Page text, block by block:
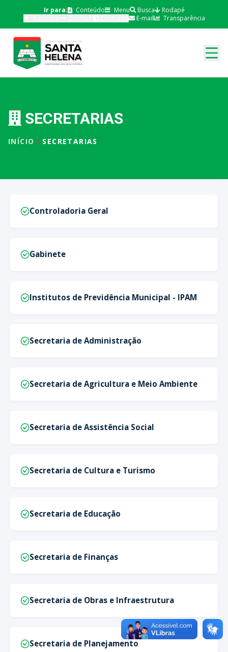
Ir para: Conteúdo Menu Busca
Rodapé
E-mail Transparência
SECRETARIAS
INÍCIO SECRETARIAS
Controladoria Geral
Gabinete
Institutos de Previdência Municipal - IPAM
Secretaria de Administração
Secretaria de Agricultura e Meio Ambiente
Secretaria de Assistência Social
Secretaria de Cultura e Turismo
Secretaria de Educação
Secretaria de Finanças
Secretaria de Obras e Infraestrutura
Secretaria de Planejamento